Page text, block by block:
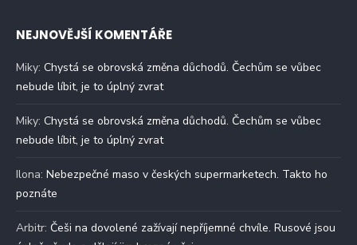
NEJNOVĚJŠÍ KOMENTÁŘE
Miky: Chystá se obrovská změna důchodů. Čechům se vůbec
nebude líbit, je to úplný zvrat
Miky: Chystá se obrovská změna důchodů. Čechům se vůbec
nebude líbit, je to úplný zvrat
Ilona: Nebezpečné maso v českých supermarketech. Takto ho
poznáte
Arbitr: Češi na dovolené zažívají nepříjemné chvíle. Rusové jsou